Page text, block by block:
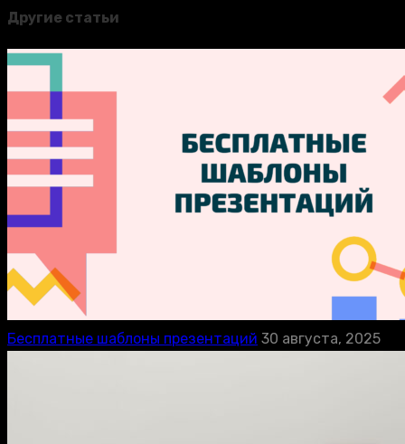
Другие статьи
Бесплатные шаблоны презентаций 30 августа, 2025